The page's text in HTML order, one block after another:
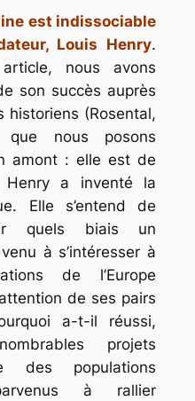
est indissociable
Louis Henry.
nous avons
son succès auprès
historiens (Rosental,
nous posons
amont : elle est de
Henry a inventé la
Elle s’entend de
quels biais un
à s’intéresser à
de l’Europe
de ses pairs
a-t-il réussi,
projets
des populations
à rallier